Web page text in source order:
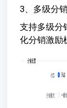
3、多级分销
支持多级分
化分销激励